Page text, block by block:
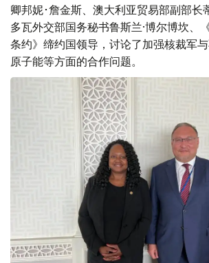
卿邦妮･詹金斯、澳大利亚贸易部副部长
多瓦外交部国务秘书鲁斯兰·博尔博坎、
条约》缔约国领导，讨论了加强核裁军
原子能等方面的合作问题。